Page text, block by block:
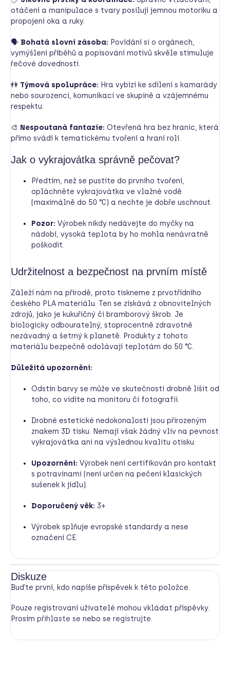
otáčení a manipulace s tvary posilují jemnou motoriku a
propojení oka a ruky.
🗣 Bohatá slovní zásoba: Povídání si o orgánech,
vymýšlení příběhů a popisování motivů skvěle stimuluje
řečové dovednosti.
👫 Týmová spolupráce: Hra vybízí ke sdílení s kamarády
nebo sourozenci, komunikaci ve skupině a vzájemnému
respektu.
🎨 Nespoutaná fantazie: Otevřená hra bez hranic, která
přímo svádí k tematickému tvoření a hraní rolí.
Jak o vykrajovátka správně pečovat?
Předtím, než se pustíte do prvního tvoření,
opláchněte vykrajovátka ve vlažné vodě
(maximálně do 50 °C) a nechte je dobře uschnout.
Pozor: Výrobek nikdy nedávejte do myčky na
nádobí, vysoká teplota by ho mohla nenávratně
poškodit.
Udržitelnost a bezpečnost na prvním místě
Záleží nám na přírodě, proto tiskneme z prvotřídního
českého PLA materiálu. Ten se získává z obnovitelných
zdrojů, jako je kukuřičný či bramborový škrob. Je
biologicky odbouratelný, stoprocentně zdravotně
nezávadný a šetrný k planetě. Produkty z tohoto
materiálu bezpečně odolávají teplotám do 50 °C.
Důležitá upozornění:
Odstín barvy se může ve skutečnosti drobně lišit od
toho, co vidíte na monitoru či fotografii.
Drobné estetické nedokonalosti jsou přirozeným
znakem 3D tisku. Nemají však žádný vliv na pevnost
vykrajovátka ani na výslednou kvalitu otisku.
Upozornění: Výrobek není certifikován pro kontakt
s potravinami (není určen na pečení klasických
sušenek k jídlu).
Doporučený věk: 3+
Výrobek splňuje evropské standardy a nese
označení CE.
Diskuze
Buďte první, kdo napíše příspěvek k této položce.
Pouze registrovaní uživatelé mohou vkládat příspěvky.
Prosím přihlaste se nebo se registrujte.